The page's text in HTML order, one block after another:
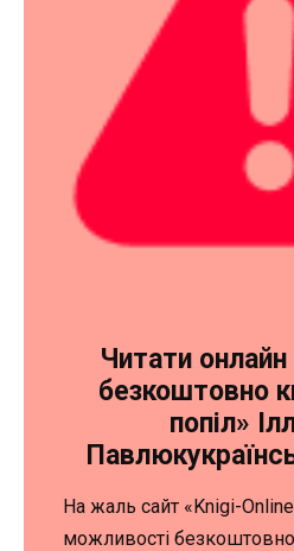
Читати
безкоштовно
попіл»
На жаль сайт «Knigi-
можливості